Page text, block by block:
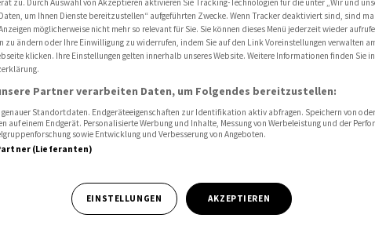
Activision-Deal
für
zu. Durch Auswahl von Akzeptieren aktivieren Sie Tracking-Technologien für die unter „Wir und
um Ihnen Dienste bereitzustellen“ aufgeführten Zwecke. Wenn Tracker deaktiviert sind, sind
möglicherweise nicht mehr so relevant für Sie. Sie können dieses Menü jederzeit wieder
zu ändern oder Ihre Einwilligung zu widerrufen, indem Sie auf den Link Voreinstellungen verwalten
klicken. Ihre Einstellungen gelten innerhalb unseres Website. Weitere Informationen finden Sie
Partner verarbeiten Daten, um Folgendes bereitzustellen:
genauer Standortdaten. Endgeräteeigenschaften zur Identifikation aktiv abfragen. Speichern von
auf einem Endgerät. Personalisierte Werbung und Inhalte, Messung von Werbeleistung und der
sowie Entwicklung und Verbesserung von Angeboten.
(Lieferanten)
EINSTELLUNGEN AKZEPTIEREN